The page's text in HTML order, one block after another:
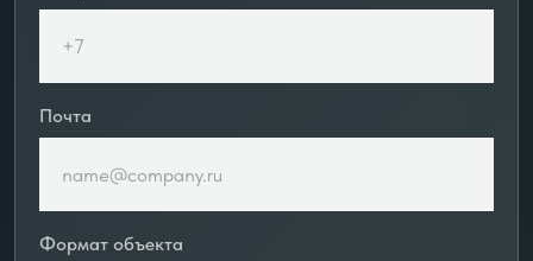
Почта
Формат объекта